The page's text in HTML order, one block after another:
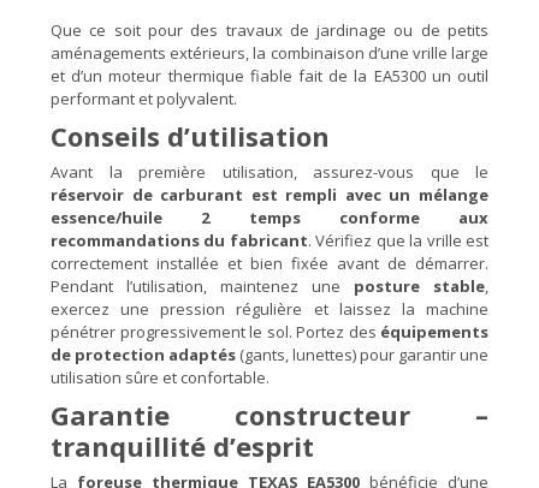
Que ce soit pour des travaux de jardinage ou de petits
aménagements extérieurs, la combinaison d’une vrille large
et d’un moteur thermique fiable fait de la EA5300 un outil
performant et polyvalent.
Conseils d’utilisation
Avant la première utilisation, assurez-vous que le
réservoir de carburant est rempli avec un mélange
essence/huile 2 temps conforme aux
recommandations du fabricant. Vérifiez que la vrille est
correctement installée et bien fixée avant de démarrer.
Pendant l’utilisation, maintenez une posture stable,
exercez une pression régulière et laissez la machine
pénétrer progressivement le sol. Portez des équipements
de protection adaptés (gants, lunettes) pour garantir une
utilisation sûre et confortable.
Garantie constructeur –
tranquillité d’esprit
La foreuse thermique TEXAS EA5300 bénéficie d’une